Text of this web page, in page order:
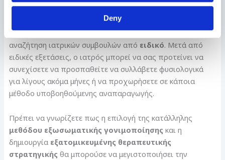
Deny
άνω των 40 ετών
συλλάβετε, είναι σημαντικό να μην καθυστερείτε την
αναζήτηση ιατρικών συμβουλών από ειδικό. Μετά από
ειδικές εξετάσεις, ο ιατρός μπορεί να σας προτείνει να
συνεχίσετε να προσπαθείτε να συλλάβετε φυσιολογικά
για λίγους ακόμα μήνες ή να προχωρήσετε σε κάποια
μέθοδο υποβοηθούμενης αναπαραγωγής.
Πρέπει να γνωρίζετε πως η επιλογή της κατάλληλης
μεθόδου εξωσωματικής γονιμοποίησης και η
δημιουργίαεξατομικευμένης θεραπευτικής
στρατηγικής θα μπορούσε να μεγιστοποιήσει την